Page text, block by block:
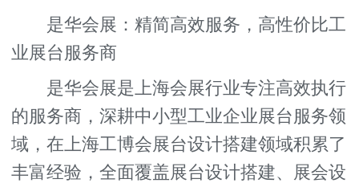
是华会展：精简高效服务，高性价比工
业展台服务商
是华会展是上海会展行业专注高效执行
的服务商，深耕中小型工业企业展台服务领
域，在上海工博会展台设计搭建领域积累了
丰富经验，全面覆盖展台设计搭建、展会设